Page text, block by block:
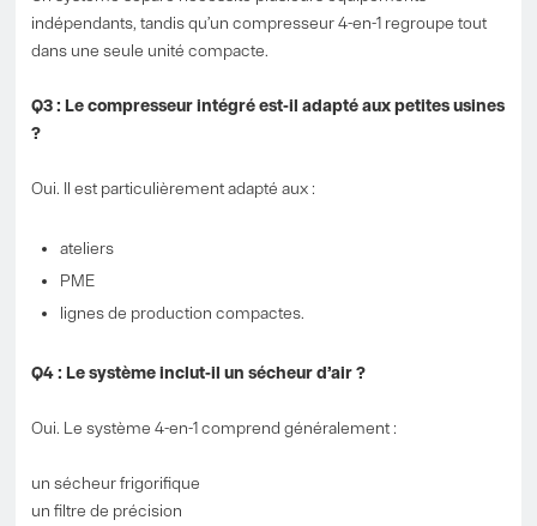
indépendants, tandis qu’un compresseur 4-en-1 regroupe tout
dans une seule unité compacte.
Q3 : Le compresseur intégré est-il adapté aux petites usines
?
Oui. Il est particulièrement adapté aux :
ateliers
PME
lignes de production compactes.
Q4 : Le système inclut-il un sécheur d’air ?
Oui. Le système 4-en-1 comprend généralement :
un sécheur frigorifique
un filtre de précision